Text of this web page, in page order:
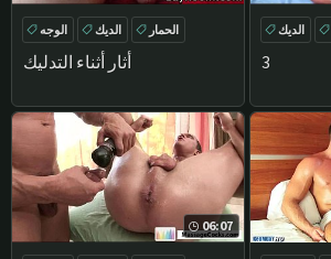
أثار أثناء التدليك
الوجه الديك
الحمار
حلق
3
الديك
06:07